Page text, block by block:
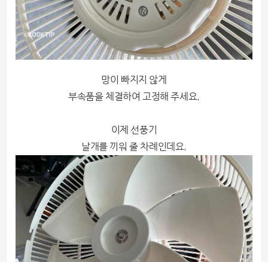
망이 빠지지 않게
부속품을 체결하여 고정해 주세요.
이제 선풍기
날개를 끼워 줄 차례인데요.